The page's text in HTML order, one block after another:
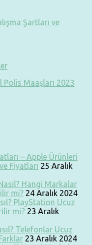
Şartları ve
Polis Maaşları 2023
– Apple Ürünleri
Fiyatları 25 Aralık
Hangi Markalar
mi? 24 Aralık 2024
PlayStation Ucuz
mi? 23 Aralık
Telefonlar Ucuz
23 Aralık 2024